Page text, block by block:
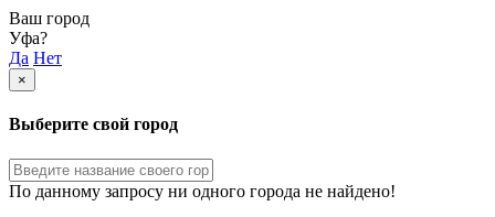
Ваш город
Уфа?
Да Нет
×
Выберите свой город
По данному запросу ни одного города не найдено!